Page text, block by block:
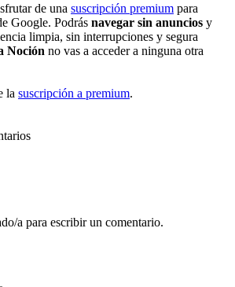
de una suscripción premium para
Google. Podrás navegar sin anuncios y
limpia, sin interrupciones y segura
Noción no vas a acceder a ninguna otra
la suscripción a premium.
a para escribir un comentario.